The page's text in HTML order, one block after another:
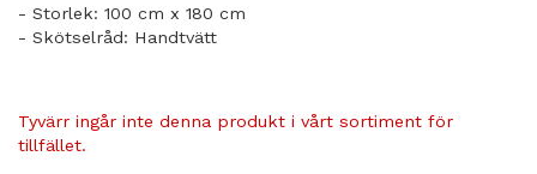
- Storlek: 100 cm x 180 cm
- Skötselråd: Handtvätt
Tyvärr ingår inte denna produkt i vårt sortiment för
tillfället.